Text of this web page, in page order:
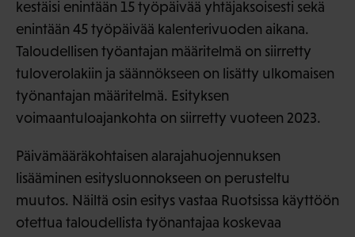
kestäisi enintään 15 työpäivää yhtäjaksoisesti sekä
enintään 45 työpäivää kalenterivuoden aikana.
Taloudellisen työantajan määritelmä on siirretty
tuloverolakiin ja säännökseen on lisätty ulkomaisen
työnantajan määritelmä. Esityksen
voimaantuloajankohta on siirretty vuoteen 2023.
Päivämääräkohtaisen alarajahuojennuksen
lisääminen esitysluonnokseen on perusteltu
muutos. Näiltä osin esitys vastaa Ruotsissa käyttöön
otettua taloudellista työnantajaa koskevaa